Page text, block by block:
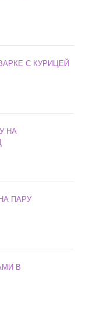
С КУРИЦЕЙ
НА
ПАРУ
В